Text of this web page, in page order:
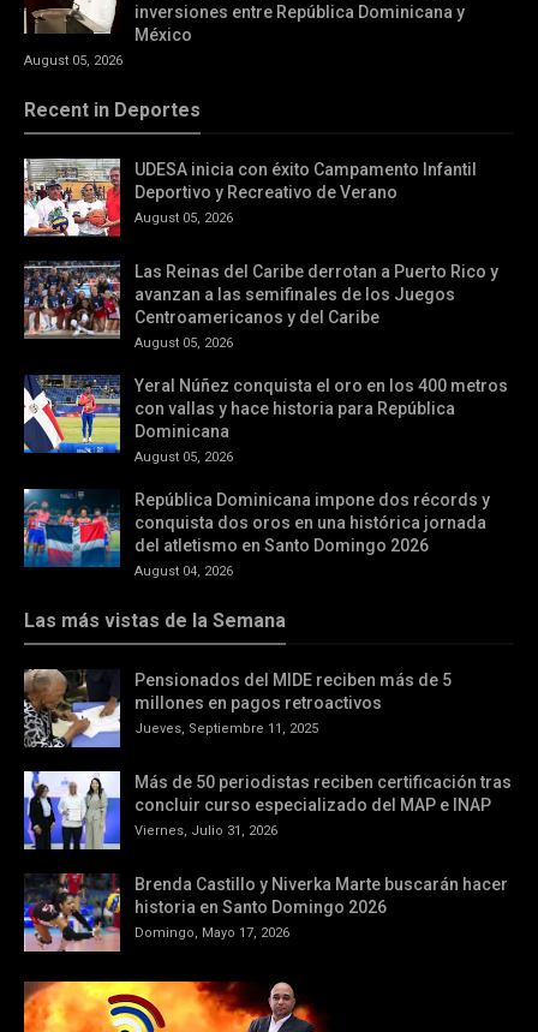
inversiones entre República Dominicana y
México
August 05, 2026
Recent in Deportes
UDESA inicia con éxito Campamento Infantil
Deportivo y Recreativo de Verano
August 05, 2026
Las Reinas del Caribe derrotan a Puerto Rico y
avanzan a las semifinales de los Juegos
Centroamericanos y del Caribe
August 05, 2026
Yeral Núñez conquista el oro en los 400 metros
con vallas y hace historia para República
Dominicana
August 05, 2026
República Dominicana impone dos récords y
conquista dos oros en una histórica jornada
del atletismo en Santo Domingo 2026
August 04, 2026
Las más vistas de la Semana
Pensionados del MIDE reciben más de 5
millones en pagos retroactivos
Jueves, Septiembre 11, 2025
Más de 50 periodistas reciben certificación tras
concluir curso especializado del MAP e INAP
Viernes, Julio 31, 2026
Brenda Castillo y Niverka Marte buscarán hacer
historia en Santo Domingo 2026
Domingo, Mayo 17, 2026